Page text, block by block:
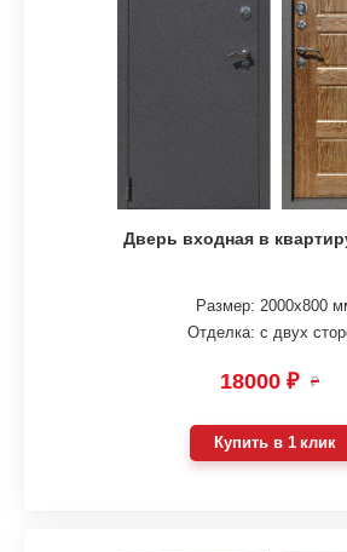
Дверь входная в
Размер: 2000х800
Отделка: с двух
18000 ₽ ₽
Купить в 1 клик